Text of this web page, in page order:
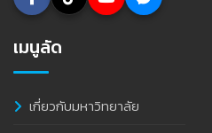
เมนูลัด
เกี่ยวกับมหาวิทยาลัย